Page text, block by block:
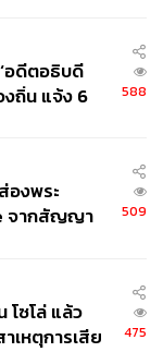
อดีตอธิบดี
ถิ่น แจ้ง 6
588
องพระ
จากสัญญา
509
โซโล่ แล้ว
เหตุการเสีย
475